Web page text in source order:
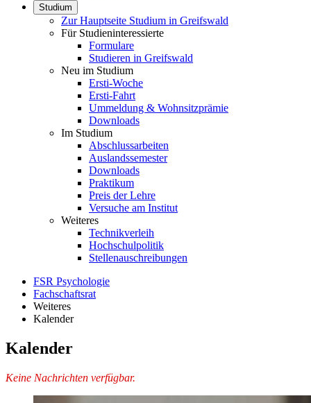
Studium
Zur Hauptseite Studium in Greifswald
Für Studieninteressierte
Formulare
Studieren in Greifswald
Neu im Studium
Ersti-Woche
Ersti-Fahrt
Ummeldung & Wohnsitzprämie
Downloads
Im Studium
Abschlussarbeiten
Auslandssemester
Downloads
Praktikum
Preis der Lehre
Versuche am Institut
Weiteres
Technikverleih
Hochschulpolitik
Stellenauschreibungen
FSR Psychologie
Fachschaftsrat
Weiteres
Kalender
Kalender
Keine Nachrichten verfügbar.